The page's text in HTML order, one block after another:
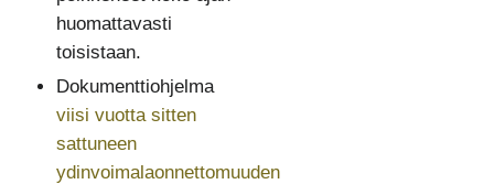
huomattavasti
toisistaan.
Dokumenttiohjelma
viisi vuotta sitten
sattuneen
ydinvoimalaonnettomuuden